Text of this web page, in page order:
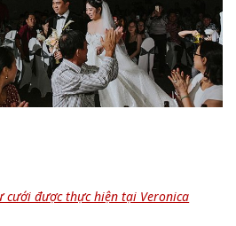
cưới được thực hiện tại Veronica